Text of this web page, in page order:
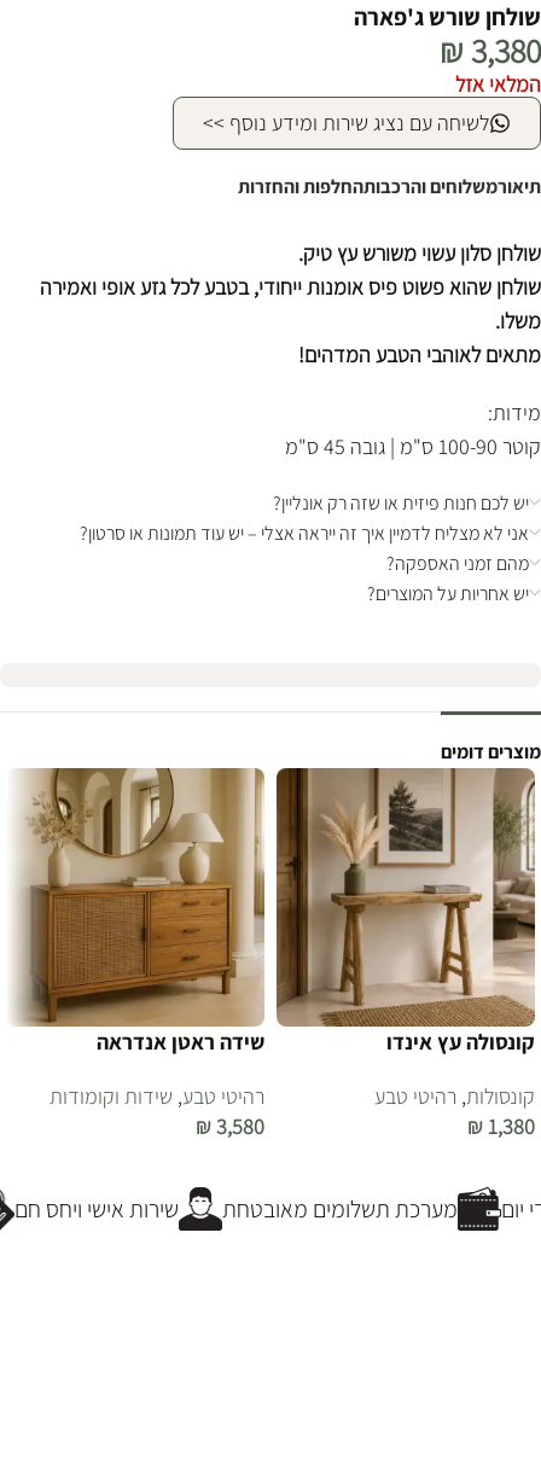
שולחן שורש ג'פארה
₪3,380
המלאי אזל
לשיחה עם נציג שירות ומידע נוסף >>
תיאורמשלוחים והרכבותהחלפות והחזרות
שולחן סלון עשוי משורש עץ טיק.
שולחן שהוא פשוט פיס אומנות ייחודי, בטבע לכל גזע אופי ואמירה
משלו.
מתאים לאוהבי הטבע המדהים!
מידות:
קוטר 100-90 ס"מ | גובה 45 ס"מ
יש לכם חנות פיזית או שזה רק אונליין?
אני לא מצליח לדמיין איך זה ייראה אצלי – יש עוד תמונות או סרטון?
מהם זמני האספקה?
יש אחריות על המוצרים?
מוצרים דומים
קונסולה עץ אינדו
קונסולות, רהיטי טבע
₪ 1,380
שידה ראטן אנדראה
רהיטי טבע, שידות וקומודות
₪3,580
שירות אישי ויחס חם מערכת תשלומים מאובטחת